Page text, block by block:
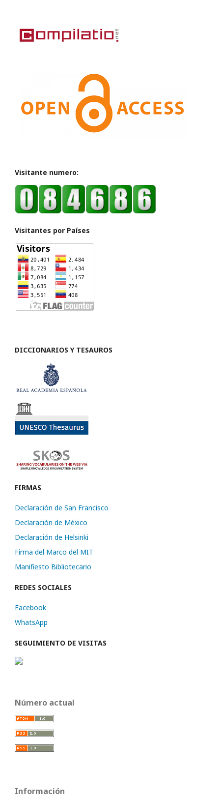
Visitante numero:
Visitantes por Países
DICCIONARIOS Y TESAUROS
FIRMAS
Declaración de San Francisco
Declaración de México
Declaración de Helsinki
Firma del Marco del MIT
Manifiesto Bibliotecario
REDES SOCIALES
Facebook
WhatsApp
SEGUIMIENTO DE VISITAS
Número actual
Información